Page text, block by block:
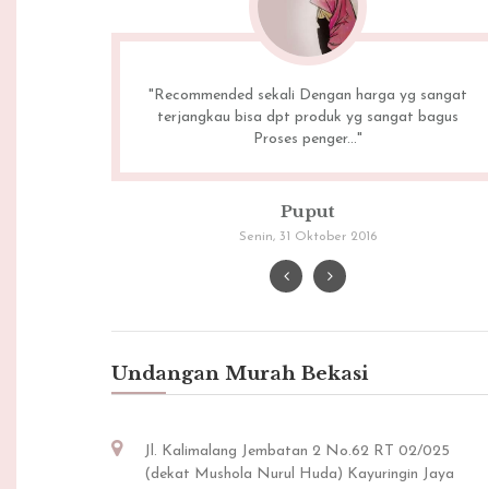
"Recommended sekali Dengan harga yg sangat
terjangkau bisa dpt produk yg sangat bagus
Proses penger..."
Puput
Senin, 31 Oktober 2016
Undangan Murah Bekasi
Jl. Kalimalang Jembatan 2 No.62 RT 02/025
(dekat Mushola Nurul Huda) Kayuringin Jaya